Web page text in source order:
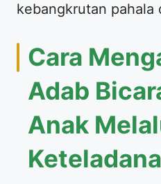
kebangkrutan pahala
Cara
Adab
Anak